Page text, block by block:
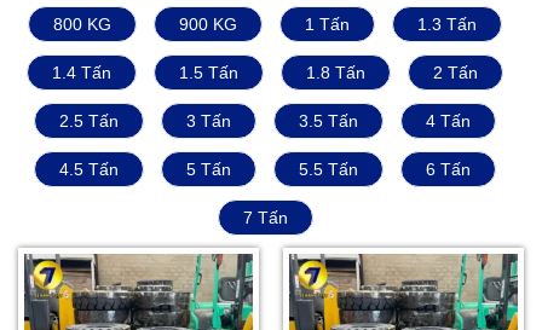
800 KG 900 KG 1 Tấn 1.3 Tấn
1.4 Tấn 1.5 Tấn 1.8 Tấn 2 Tấn
2.5 Tấn 3 Tấn 3.5 Tấn 4 Tấn
4.5 Tấn 5 Tấn 5.5 Tấn 6 Tấn
7 Tấn